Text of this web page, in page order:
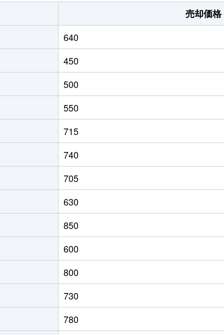
津 徒歩45分
190m²
津
徒歩45分 770m²
売却価
640
450
500
550
715
740
705
630
850
600
800
730
780